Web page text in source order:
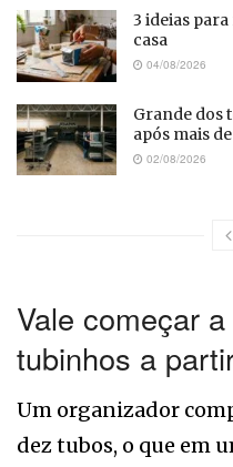
3 ideias
casa
04/08/2026
Grande dos
após mais
02/08/2026
Vale começar
tubinhos a
Um organizador
dez tubos, o que em